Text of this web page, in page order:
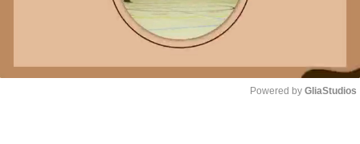
Powered by GliaStudios